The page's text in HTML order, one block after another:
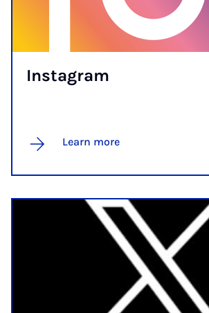
In­s­tagram
Learn more